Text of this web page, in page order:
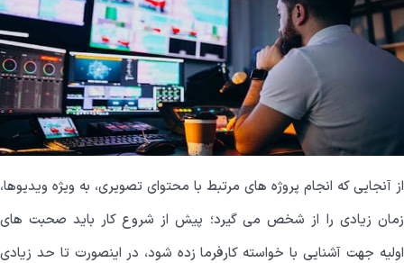
از آنجایی که انجام پروژه های مرتبط با محتوای تصویری، به ویژه ویدیوها،
زمان زیادی را از شخص می گیرد؛ پیش از شروع کار باید صحبت های
اولیه جهت آشنایی با خواسته کارفرما زده شود، در اینصورت تا حد زیادی